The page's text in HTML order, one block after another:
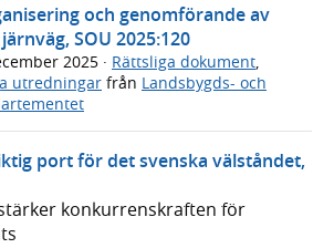
och genomförande av
SOU 2025:120
2025 · Rättsliga dokument
utredningar från Landsbygds- och
port för det svenska välståndet,
konkurrenskraften för